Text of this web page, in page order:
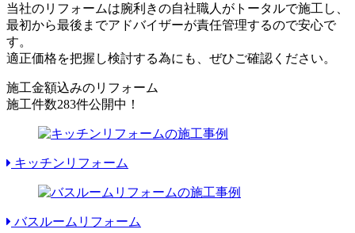
当社のリフォームは腕利きの自社職人がトータルで施工し、
最初から最後までアドバイザーが責任管理するので安心で
す。
適正価格を把握し検討する為にも、ぜひご確認ください。
施工金額込みのリフォーム
施工件数283件公開中！
キッチンリフォーム
バスルームリフォーム